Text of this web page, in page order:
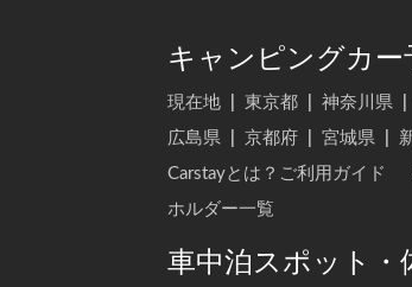
キャンピングカー
現在地 東京都 神奈川県
広島県
京都府 宮城県
Carstayとは？ご利用ガイド
ホルダー一覧
車中泊スポット・